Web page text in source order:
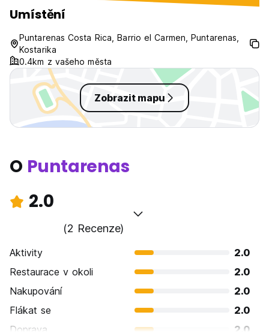
Umístění
Puntarenas Costa Rica, Barrio el Carmen, Puntarenas,
Kostarika
0.4km z vašeho města
Zobrazit mapu
O Puntarenas
2.0
(2 Recenze)
Aktivity
2.0
Restaurace v okoli
2.0
Nakupování
2.0
Flákat se
2.0
Doprava
2.0